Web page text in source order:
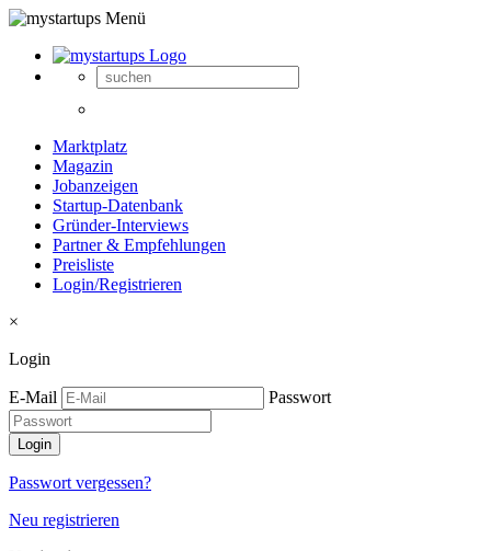
Marktplatz
Magazin
Jobanzeigen
Startup-Datenbank
Gründer-Interviews
Partner & Empfehlungen
Preisliste
Login/Registrieren
×
Login
E-Mail Passwort
Passwort vergessen?
Neu registrieren